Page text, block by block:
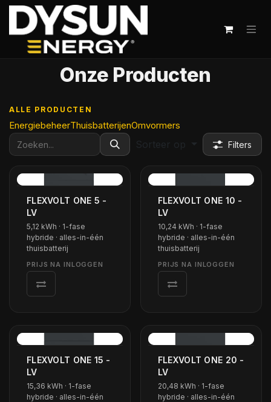
Overslaan naar inhoud
Onze Producten
ALLE PRODUCTEN
EnergiebeheerThuisbatterijenOmvormers
Sorteer op Filters
FLEXVOLT ONE 5 -
LV
5,12 kWh · 1-fase
hybride · alles-in-één
thuisbatterij
FLEXVOLT ONE 10 -
LV
10,24 kWh · 1-fase
hybride · alles-in-één
thuisbatterij
FLEXVOLT ONE 15 -
LV
15,36 kWh · 1-fase
hybride · alles-in-één
FLEXVOLT ONE 20 -
LV
20,48 kWh · 1-fase
hybride · alles-in-één